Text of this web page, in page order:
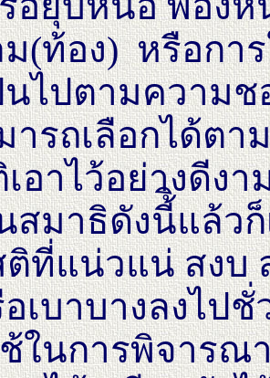
(ท้อง) หรือกา
ไปตามความ
ารถเลือกได้ต
าไว้อย่างดีงา
สมาธิดังนี้ิแล้ว
ที่แน่วแน่ สงบ
เบาบางลงไป
ในการพิจารณ